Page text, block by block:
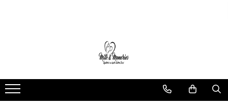
Brățări argint
Brățări șnur